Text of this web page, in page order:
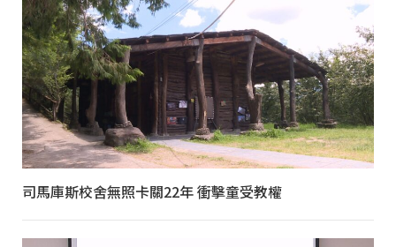
司馬庫斯校舍無照卡關22年 衝擊童受教權